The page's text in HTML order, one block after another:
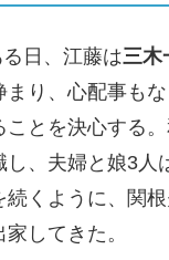
日、江藤は三木
り、心配事もな
ことを決心する
、夫婦と娘3人
続くように、関
してきた。